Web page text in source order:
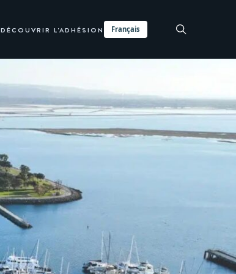
DÉCOUVRIR L'ADHÉSION Français